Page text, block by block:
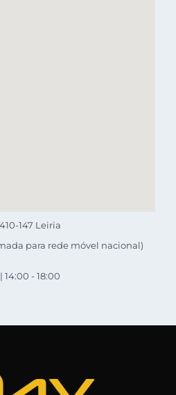
147 Leiria
para rede móvel nacional)
14:00 - 18:00